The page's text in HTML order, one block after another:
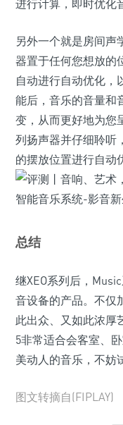
进行计算，即时优化
另外一个就是房间声
器置于任何您想放的
自动进行自动优化，
能后，音乐的音量和
变，从而更好地为您
列扬声器并仔细聆听
的摆放位置进行自动
总结
继XEO系列后，
音设备的产品。不仅
此出众、又如此浓厚
5非常适合会客室、
美动人的音乐，不妨
图文转摘自(FIPLAY)